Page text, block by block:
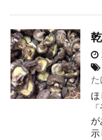
た
ほ
が
示